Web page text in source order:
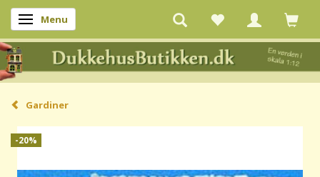
Skifte navigation
Menu
Gardiner
-20%